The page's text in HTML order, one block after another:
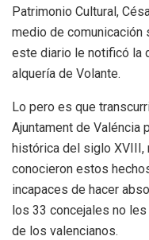
Patrimonio Cultural,
medio de comunicación
este diario le notificó la
alquería de Volante.
Lo pero es que
Ajuntament de Valéncia
histórica del siglo XVIII,
conocieron estos
incapaces de hacer
los 33 concejales no
de los valencianos.